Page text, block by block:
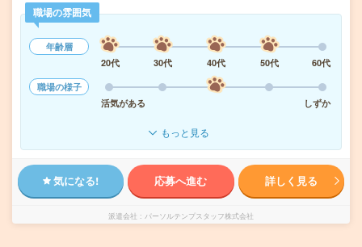
職場の雰囲気
年齢層
20代
30代 40代 50代
60代
職場の様子
活気がある
しずか
もっと見る
気になる! 応募へ進む 詳しく見る
派遣会社 パーソルテンプスタッフ株式会社